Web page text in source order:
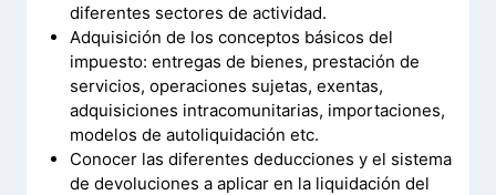
diferentes sectores de actividad.
Adquisición de los conceptos básicos del
impuesto: entregas de bienes, prestación de
servicios, operaciones sujetas, exentas,
adquisiciones intracomunitarias, importaciones,
modelos de autoliquidación etc.
Conocer las diferentes deducciones y el sistema
de devoluciones a aplicar en la liquidación del